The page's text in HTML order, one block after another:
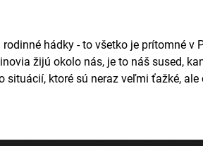
hádky - to všetko je prítomné v
žijú okolo nás, je to náš sused,
ktoré sú neraz veľmi ťažké, ale